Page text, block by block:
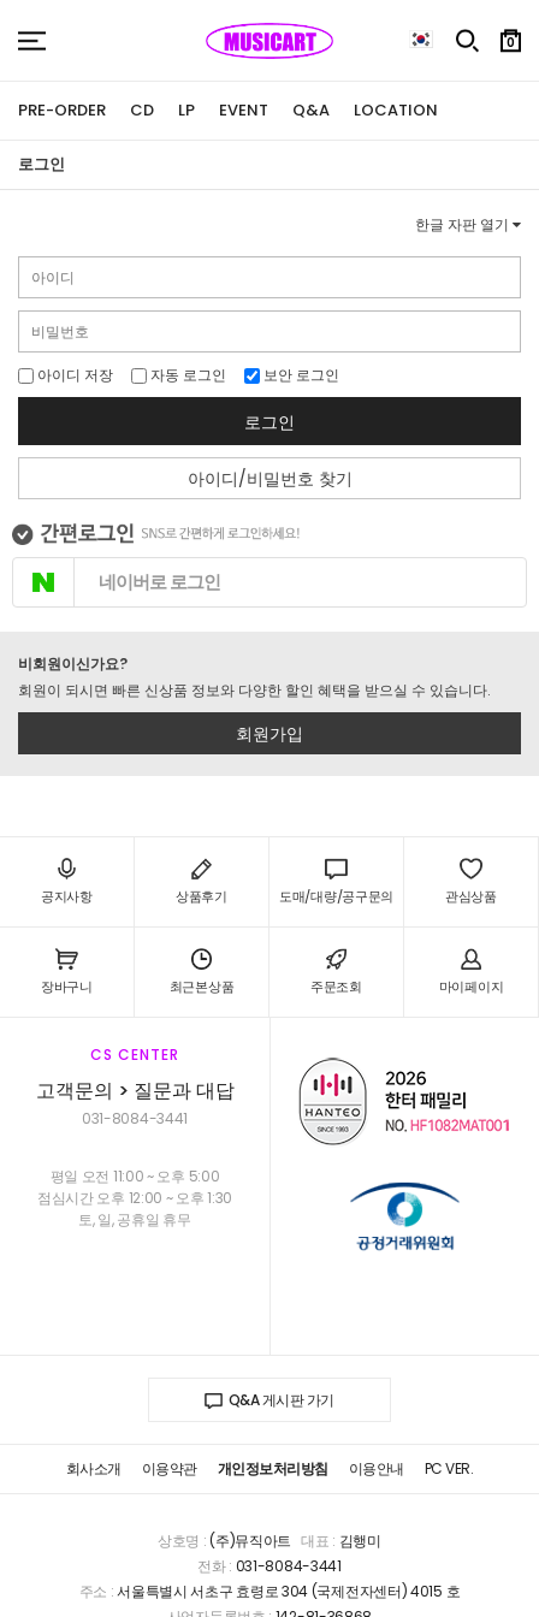
0
PRE-ORDER CD LP EVENT Q&A LOCATION
로그인
한글 자판 열기
아이디 저장 자동 로그인 보안 로그인
로그인
아이디/비밀번호 찾기
네이버로 로그인
비회원이신가요?
회원이 되시면 빠른 신상품 정보와 다양한 할인 혜택을 받으실 수 있습니다.
회원가입
공지사항 상품후기 도매/대량/공구문의 관심상품
장바구니 최근본상품 주문조회 마이페이지
CS CENTER
고객문의 > 질문과 대답
031-8084-3441
평일 오전 11:00 ~ 오후 5:00
점심시간 오후 12:00 ~ 오후 1:30
토, 일, 공휴일 휴무
Q&A 게시판 가기
회사소개 이용약관 개인정보처리방침 이용안내 PC VER.
상호명 :(주)뮤직아트 대표 : 김행미
전화 : 031-8084-3441
주소 :서울특별시 서초구 효령로 304 (국제전자센터) 4015 호